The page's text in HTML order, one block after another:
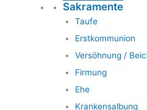
Sakramente
Taufe
Erstkommunion
Versöhnung /
Firmung
Ehe
Krankensalbung